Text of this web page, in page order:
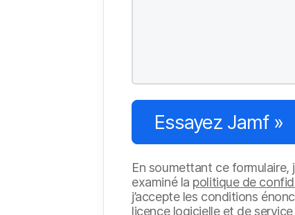
Essayez Jamf »
En soumettant ce formulaire,
examiné la politique de
j’accepte les conditions
licence logicielle et de service